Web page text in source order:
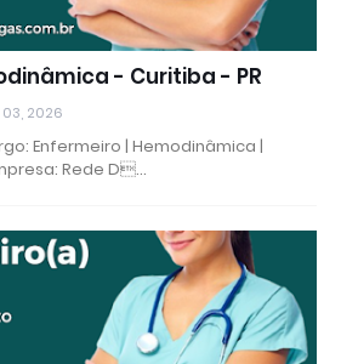
- Curitiba - PR
2026
Enfermeiro | Hemodinâmica |
Rede D…